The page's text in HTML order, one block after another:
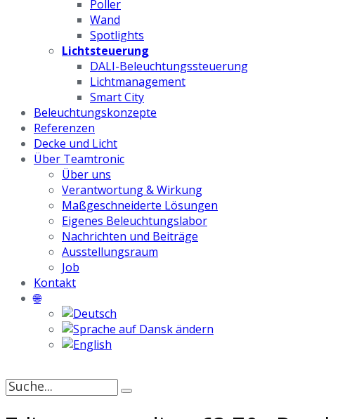
Poller
Wand
Spotlights
Lichtsteuerung
DALI-Beleuchtungssteuerung
Lichtmanagement
Smart City
Beleuchtungskonzepte
Referenzen
Decke und Licht
Über Teamtronic
Über uns
Verantwortung & Wirkung
Maßgeschneiderte Lösungen
Eigenes Beleuchtungslabor
Nachrichten und Beiträge
Ausstellungsraum
Job
Kontakt
🌐
Suche